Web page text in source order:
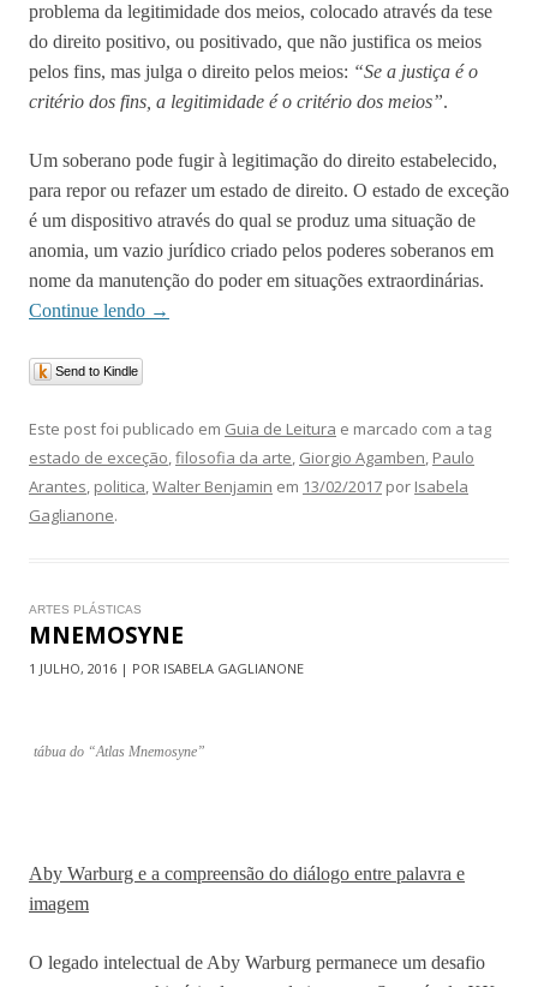
problema da legitimidade dos meios, colocado através da tese
do direito positivo, ou positivado, que não justifica os meios
pelos fins, mas julga o direito pelos meios: “Se a justiça é o
critério dos fins, a legitimidade é o critério dos meios”.
Um soberano pode fugir à legitimação do direito estabelecido,
para repor ou refazer um estado de direito. O estado de exceção
é um dispositivo através do qual se produz uma situação de
anomia, um vazio jurídico criado pelos poderes soberanos em
nome da manutenção do poder em situações extraordinárias.
Continue lendo →
Send to Kindle
Este post foi publicado em Guia de Leitura e marcado com a tag
estado de exceção filosofia da arte Giorgio Agamben Paulo
Arantes politica Walter Benjamin em 13/02/2017 por Isabela
Gaglianone.
ARTES PLÁSTICAS
MNEMOSYNE
1 JULHO, 2016 | POR ISABELA GAGLIANONE
tábua do “Atlas Mnemosyne”
Aby Warburg e a compreensão do diálogo entre palavra e
imagem
O legado intelectual de Aby Warburg permanece um desafio